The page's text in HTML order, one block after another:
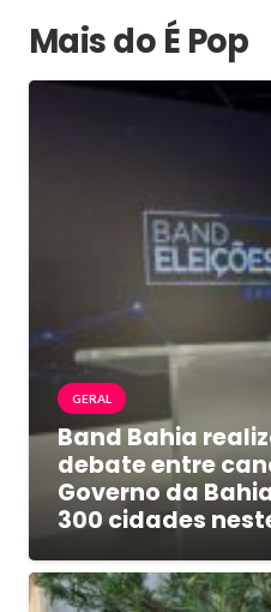
Mais do É Pop
GERAL
Band Bahia
debate entre
Governo da
300 cidades